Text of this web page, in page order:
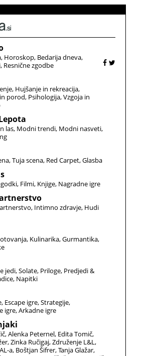
Horoskop Bedarija dneva
Resnične zgodbe
Hujšanje in rekreacija
porod Psihologija Vzgoja in
las Modni trendi Modni nasveti
Tuja scena Red Carpet Glasba
Filmi Knjige Nagradne igre
Intimno zdravje Hudi
Kulinarika Gurmantika
jedi Solate Priloge Predjedi &
Napitki
Escape igre Strategije
igre Arkadne igre
Alenka Peternel Edita Tomič
Zinka Ručigaj Združenje L&L
a Boštjan Šifrer Tanja Glažar